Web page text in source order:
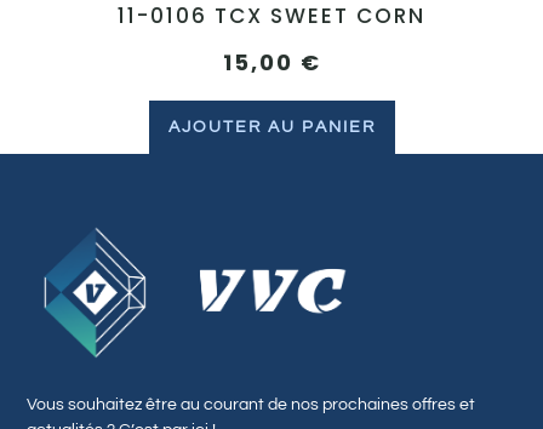
11-0106 TCX SWEET CORN
15,00 €
AJOUTER AU PANIER
Vous souhaitez être au courant de nos prochaines offres et